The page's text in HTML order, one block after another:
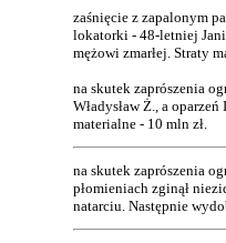
zaśnięcie z zapalonym
lokatorki - 48-letniej
mężowi zmarłej. Straty
na skutek zaprószenia
Władysław Ż., a
materialne - 10 mln zł.
na skutek zaprószenia
płomieniach zginął
natarciu. Następnie